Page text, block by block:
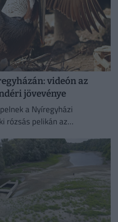
videón az
jövevénye
a Nyíregyházi
rózsás pelikán az
pedig...